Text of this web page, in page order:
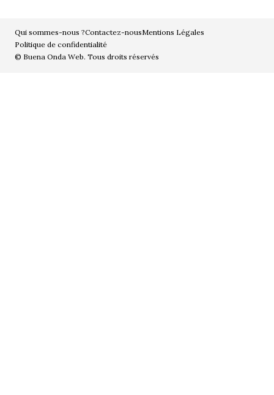
Qui sommes-nous ?Contactez-nousMentions Légales
Politique de confidentialité
© Buena Onda Web. Tous droits réservés